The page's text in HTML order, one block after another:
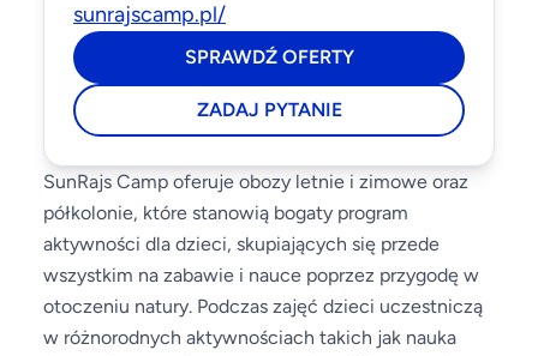
sunrajscamp.pl/
SPRAWDŹ OFERTY
ZADAJ PYTANIE
SunRajs Camp oferuje obozy letnie i zimowe oraz
półkolonie, które stanowią bogaty program
aktywności dla dzieci, skupiających się przede
wszystkim na zabawie i nauce poprzez przygodę w
otoczeniu natury. Podczas zajęć dzieci uczestniczą
w różnorodnych aktywnościach takich jak nauka